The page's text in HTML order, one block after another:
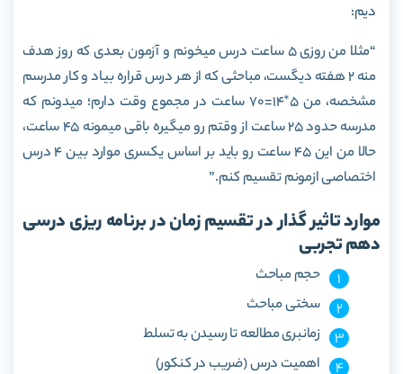
دیم:
“مثلا من روزی 5 ساعت درس میخونم و آزمون بعدی که روز هدف
منه 2 هفته دیگست، مباحثی که از هر درس قراره بیاد و کار مدرسم
مشخصه، من 5*14=70 ساعت در مجموع وقت دارم؛ میدونم که
مدرسه حدود 25 ساعت از وقتم رو میگیره باقی میمونه 45 ساعت،
حالا من این 45 ساعت رو باید بر اساس یکسری موارد بین 4 درس
اختصاصی ازمونم تقسیم کنم.”
موارد تاثیر گذار در تقسیم زمان در برنامه ریزی درسی
دهم تجربی
حجم مباحث
سختی مباحث
زمانبری مطالعه تا رسیدن به تسلط
اهمیت درس (ضریب در کنکور)